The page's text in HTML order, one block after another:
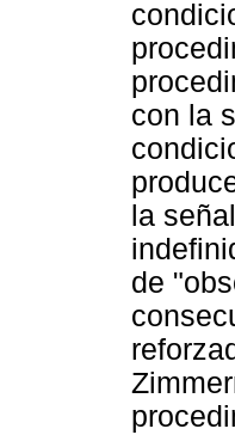
con la
la
de